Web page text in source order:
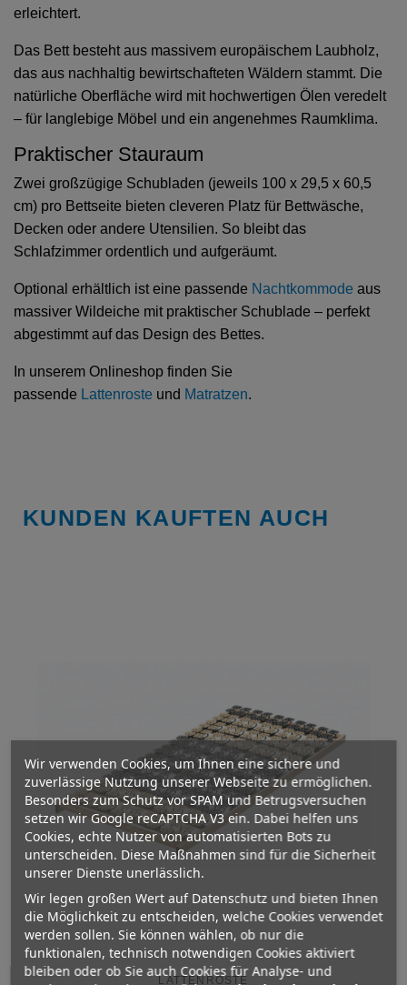
erleichtert.
Das Bett besteht aus massivem europäischem Laubholz,
das aus nachhaltig bewirtschafteten Wäldern stammt. Die
natürliche Oberfläche wird mit hochwertigen Ölen veredelt
– für langlebige Möbel und ein angenehmes Raumklima.
Praktischer Stauraum
Zwei großzügige Schubladen (jeweils 100 x 29,5 x 60,5
cm) pro Bettseite bieten cleveren Platz für Bettwäsche,
Decken oder andere Utensilien. So bleibt das
Schlafzimmer ordentlich und aufgeräumt.
Optional erhältlich ist eine passende Nachtkommode aus
massiver Wildeiche mit praktischer Schublade – perfekt
abgestimmt auf das Design des Bettes.
In unserem Onlineshop finden Sie
passende Lattenroste und Matratzen.
KUNDEN KAUFTEN AUCH
LATTENROSTE
Wir verwenden Cookies, um Ihnen eine sichere und
zuverlässige Nutzung unserer Webseite zu ermöglichen.
Besonders zum Schutz vor SPAM und Betrugsversuchen
setzen wir Google reCAPTCHA V3 ein. Dabei helfen uns
Cookies, echte Nutzer von automatisierten Bots zu
unterscheiden. Diese Maßnahmen sind für die Sicherheit
unserer Dienste unerlässlich.
Wir legen großen Wert auf Datenschutz und bieten Ihnen
die Möglichkeit zu entscheiden, welche Cookies verwendet
werden sollen. Sie können wählen, ob nur die
funktionalen, technisch notwendigen Cookies aktiviert
bleiben oder ob Sie auch Cookies für Analyse- und